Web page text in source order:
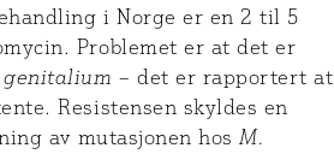
i Norge er en 2 til 5
Problemet er at det er
genitalium – det er rapportert at
Resistensen skyldes en
av mutasjonen hosM.